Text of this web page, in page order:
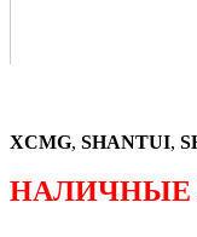
XCMG, SHANTUI,
НАЛИЧНЫЕ